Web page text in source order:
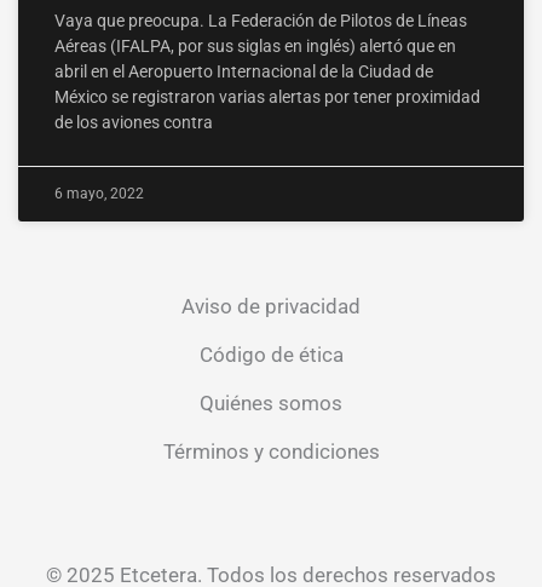
Vaya que preocupa. La Federación de Pilotos de Líneas
Aé­reas (IFALPA, por sus siglas en inglés) alertó que en
abril en el Aeropuerto Internacional de la Ciudad de
México se re­gistraron varias alertas por tener proximidad
de los aviones contra
6 mayo, 2022
Aviso de privacidad
Código de ética
Quiénes somos
Términos y condiciones
© 2025 Etcetera. Todos los derechos reservados